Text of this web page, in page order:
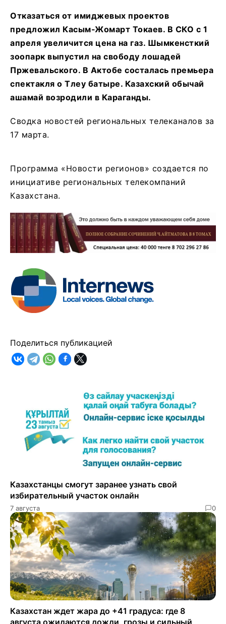
Отказаться от имиджевых проектов
предложил Касым-Жомарт Токаев. В СКО с 1
апреля увеличится цена на газ. Шымкенсткий
зоопарк выпустил на свободу лошадей
Пржевальского. В Актобе состалась премьера
спектакля о Тлеу батыре. Казахский обычай
ашамай возродили в Караганды.
Сводка новостей региональных телеканалов за
17 марта.
Программа «Новости регионов» создается по
инициативе региональных телекомпаний
Казахстана.
Поделиться публикацией
Казахстанцы смогут заранее узнать свой
избирательный участок онлайн
7 августа 0
Казахстан ждет жара до +41 градуса: где 8
августа ожидаются дожди, грозы и сильный